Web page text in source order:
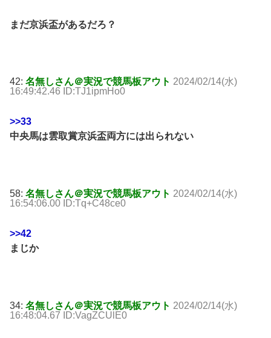
まだ京浜盃があるだろ？
42: 名無しさん＠実況で競馬板アウト 2024/02/14(水)
16:49:42.46 ID:TJ1ipmHo0
>>33
中央馬は雲取賞京浜盃両方には出られない
58: 名無しさん＠実況で競馬板アウト 2024/02/14(水)
16:54:06.00 ID:Tq+C48ce0
>>42
まじか
34: 名無しさん＠実況で競馬板アウト 2024/02/14(水)
16:48:04.67 ID:VagZCUlE0